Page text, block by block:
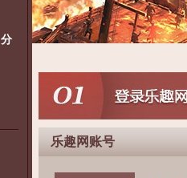
分
乐趣网账号